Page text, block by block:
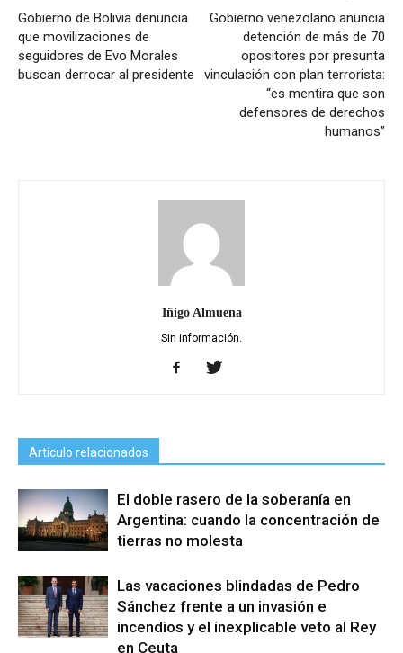
Gobierno de Bolivia denuncia
que movilizaciones de
seguidores de Evo Morales
buscan derrocar al presidente
Gobierno venezolano anuncia
detención de más de 70
opositores por presunta
vinculación con plan terrorista:
“es mentira que son
defensores de derechos
humanos”
Iñigo Almuena
Sin información.
Artículo relacionados
El doble rasero de la soberanía en
Argentina: cuando la concentración de
tierras no molesta
Las vacaciones blindadas de Pedro
Sánchez frente a un invasión e
incendios y el inexplicable veto al Rey
en Ceuta